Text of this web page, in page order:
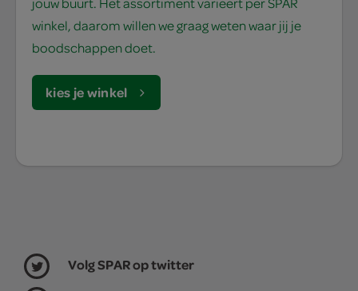
winkel, daarom willen we graag weten waar jij je
boodschappen doet.
kies je winkel
Volg SPAR op twitter